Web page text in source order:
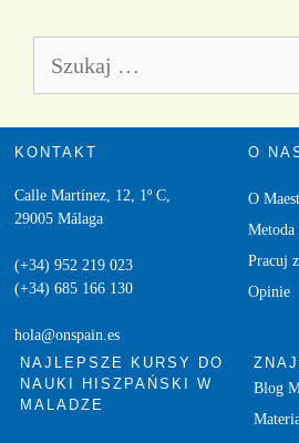
KONTAKT
Calle Martínez, 12, 1º C,
29005 Málaga
(+34) 952 219 023
(+34) 685 166 130
hola@onspain.es
O
O
Metoda
Pracuj
Opinie
NAJLEPSZE KURSY DO
NAUKI HISZPAŃSKI W
MALADZE
Blog